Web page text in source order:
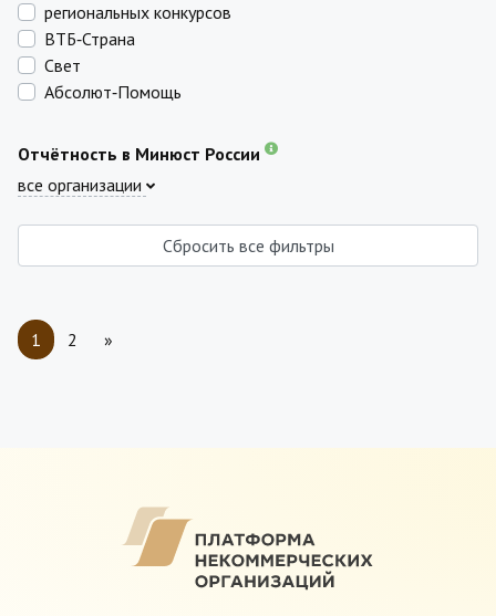
региональных конкурсов
ВТБ‑Страна
Свет
Абсолют‑Помощь
Отчётность в Минюст России
все организации
Сбросить все фильтры
1 2 »